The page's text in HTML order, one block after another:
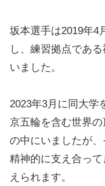
坂本選手は2019年4
し、練習拠点であ
いました。
2023年3月に同大学
京五輪を含む世界
の中にいましたが、
精神的に支え合っ
えられます。